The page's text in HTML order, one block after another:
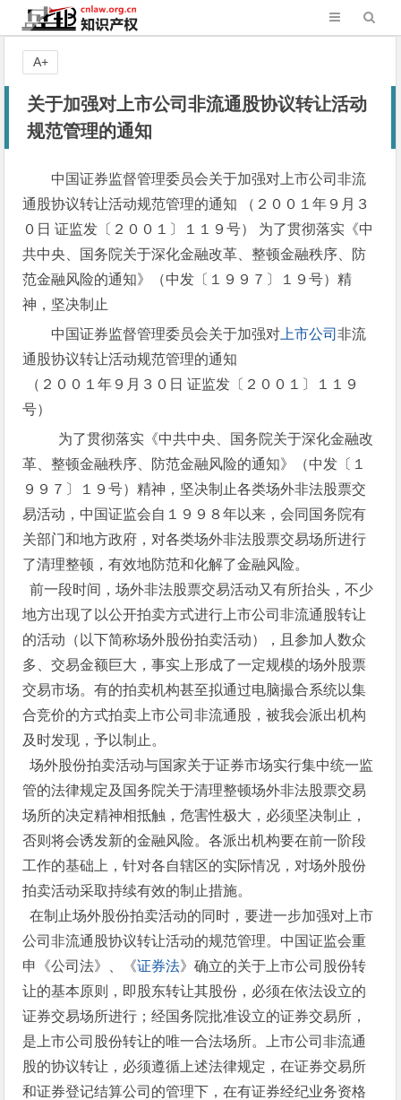
关于加强对上市公司非流通股协议转让活动
规范管理的通知
中国证券监督管理委员会关于加强对上市公司非流
通股协议转让活动规范管理的通知 （２００１年９月３
０日 证监发〔２００１〕１１９号） 为了贯彻落实《中
共中央、国务院关于深化金融改革、整顿金融秩序、防
范金融风险的通知》（中发〔１９９７〕１９号）精
神，坚决制止
中国证券监督管理委员会关于加强对 上市公司非流
通股协议转让活动规范管理的通知
（２００１年９月３０日 证监发〔２００１〕１１９
号）
为了贯彻落实《中共中央、国务院关于深化金融改
革、整顿金融秩序、防范金融风险的通知》（中发〔１
９９７〕１９号）精神，坚决制止各类场外非法股票交
易活动，中国证监会自１９９８年以来，会同国务院有
关部门和地方政府，对各类场外非法股票交易场所进行
了清理整顿，有效地防范和化解了金融风险。
前一段时间，场外非法股票交易活动又有所抬头，不少
地方出现了以公开拍卖方式进行上市公司非流通股转让
的活动（以下简称场外股份拍卖活动），且参加人数众
多、交易金额巨大，事实上形成了一定规模的场外股票
交易市场。有的拍卖机构甚至拟通过电脑撮合系统以集
合竞价的方式拍卖上市公司非流通股，被我会派出机构
及时发现，予以制止。
场外股份拍卖活动与国家关于证券市场实行集中统一监
管的法律规定及国务院关于清理整顿场外非法股票交易
场所的决定精神相抵触，危害性极大，必须坚决制止，
否则将会诱发新的金融风险。各派出机构要在前一阶段
工作的基础上，针对各自辖区的实际情况，对场外股份
拍卖活动采取持续有效的制止措施。
在制止场外股份拍卖活动的同时，要进一步加强对上市
公司非流通股协议转让活动的规范管理。中国证监会重
申《公司法》、《证券法》确立的关于上市公司股份转
让的基本原则，即股东转让其股份，必须在依法设立的
证券交易场所进行；经国务院批准设立的证券交易所，
是上市公司股份转让的唯一合法场所。上市公司非流通
股的协议转让，必须遵循上述法律规定，在证券交易所
和证券登记结算公司的管理下，在有证券经纪业务资格
A+